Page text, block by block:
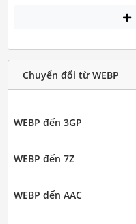
Chuyển đổi từ WEBP
WEBP đến 3GP
WEBP đến 7Z
WEBP đến AAC